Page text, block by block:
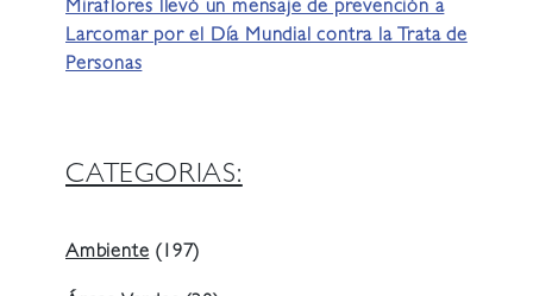
Miraflores llevó un mensaje de prevención a
Larcomar por el Día Mundial contra la Trata de
Personas
CATEGORIAS:
Ambiente(197)